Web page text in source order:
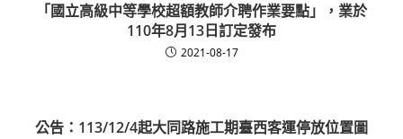
「國立高級中等學校超額教師介聘作業要點」，業於
110年8月13日訂定發布
2021-08-17
公告：113/12/4起大同路施工期臺西客運停放位置圖